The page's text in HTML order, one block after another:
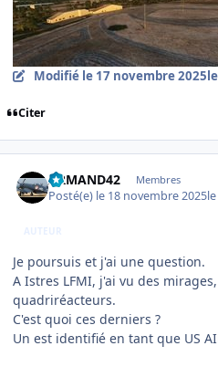
Modifié le 17 novembre 2025
Citer
ARMAND42 Membres
Posté(e) le 18 novembre 2025
AUTEUR
Je poursuis et j'ai une question.
A Istres LFMI, j'ai vu des
quadriréacteurs.
C'est quoi ces derniers ?
Un est identifié en tant que US